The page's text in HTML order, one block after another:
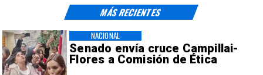
Senado envía cruce Campillai-
Flores a Comisión de Ética
NACIONAL
MÁS RECIENTES